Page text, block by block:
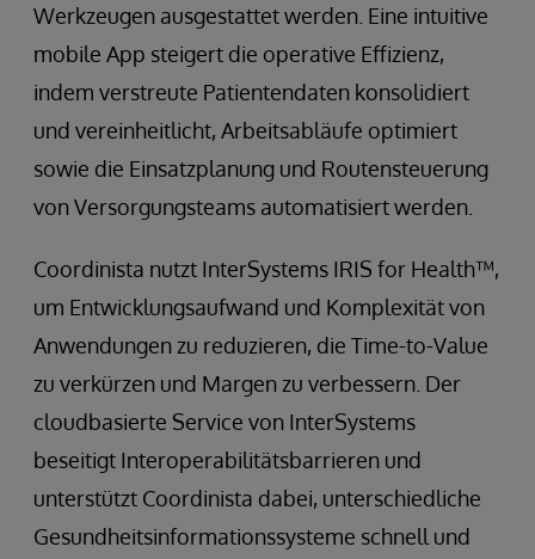
Werkzeugen ausgestattet werden. Eine intuitive
mobile App steigert die operative Effizienz,
indem verstreute Patientendaten konsolidiert
und vereinheitlicht, Arbeitsabläufe optimiert
sowie die Einsatzplanung und Routensteuerung
von Versorgungsteams automatisiert werden.
Coordinista nutzt InterSystems IRIS for Health™,
um Entwicklungsaufwand und Komplexität von
Anwendungen zu reduzieren, die Time-to-Value
zu verkürzen und Margen zu verbessern. Der
cloudbasierte Service von InterSystems
beseitigt Interoperabilitätsbarrieren und
unterstützt Coordinista dabei, unterschiedliche
Gesundheitsinformationssysteme schnell und